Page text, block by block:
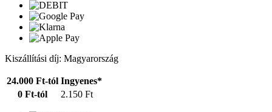
Kiszállítási díj: Magyarország
24.000 Ft-tól Ingyenes*
0 Ft-tól
2.150 Ft